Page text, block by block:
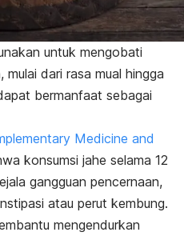
untuk mengobati
dari rasa mual hingga
bermanfaat sebagai
Medicine and
konsumsi jahe selama 12
gangguan pencernaan,
atau perut kembung.
mengendurkan